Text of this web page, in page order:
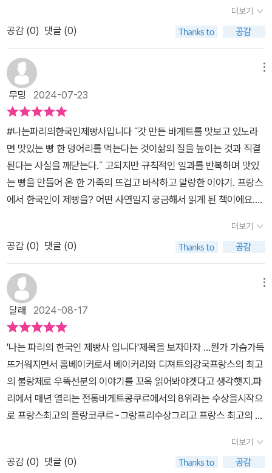
을텐데..아이들까지 모두함께 아무도 없는 그곳에서 인생을 시작하신
다는 결정이 얼마나 어려우셨을지.. 그 꿈을 함께 응원하기위해 아내
분은 또 얼마나 말못할 고충이 크셨을지..그저 대단하다고밖에는 할
말이..2023년 프랑스 플랑 대회 1위 수상하셨다는 글을 읽을때 왜 내
가 눈물이 나는거냐고~~아~~감동!부모님처럼은 살기 싫지만 그 모
습을 보고 자라 자연스레 성실함등이 몸에 베었다는 아드님의 말에
만프로 공감했다.내 아버지와 어머니를 보며 자란 나역시도 딱 그 심
정이어서..그저 내가 할수 있는 일은 옆에서 일손을 거들어 드리는 거
였다는~~~^^;이 책을 미리 봤었다면 파리 갔을때 한번 방문해 봤을
텐데 아쉬움 가득!책으로만 봐도 이렇게 자랑스러운데.. 실제 파리 한
복판에 한국어로도 적혀있는 밀레앙을 봤다면 벅찼을꺼 같다!두분 모
두 정말 정말 수고하셨고 자랑스럽고 존경합니다!나는파리의한국인
자신이 도달하고자 하는 목표 지점을 명확히 하고 있었던 점이 그랬
다. 돈을 많이 벌거나 혹은 이 나라에 잘 정착하겠다는 목표가 아니라,
분들에게는 중요했을 것이다. 어떻게 보면 뭔가 빵 하나에 대단히 거
창한 가치와 의미를 부여하려는 것은 아닌지 의심할 수도 있다. 하지
만 나는 그 느낌을 조금은 알 것도 갔다. 나도 내 일에서 종종 이런 비
슷한 이야기를 하기 때문이다.조금 욕심이 있다면, 내가 만든 빵을 먹
는 사람들이 행복했으면 좋겠다는 것이다. 갓 만든 빵의 따스함, 입안
에 퍼지는 구수한 향기와 바삭하고 고소한 식감. 손안에 든 소소하지
만 확실한 행복을 고객에게 줄 수 있으면 좋겠다. 고객분 아니라 함께
빵을 만드는 직원들, 그리고 우리 가족도.(194쪽)'행복하게 해 주는
빵'을 만들고 싶다는 말에서 이미 벌써 입가에 미소가 만들어진다. 이
먹으며 행복했던 무수히 많은 기억들이 있고, 그 중에서도 누군가가
이런 마음으로 빵을 만들었을 것을 상상하며 한입 베어 물었을 때는,
더욱 더 온몸으로 행복감이 퍼져나갈 것이기 때문이다.25년이다. 이
긴 시간을 한결같기는 쉽지 않다. 나도 내 일을 한 지 24년째다. 비슷
한 시간을 지나왔으니, 어느만큼의 긴 시간일지, 그 시간들은 어떻게
해야 이만큼 쌓일 수 있는지 짐작할 수 있다. 또한 한 분야의 최고가
된다는 것이 무엇을 담보로 했을 때 이룰 수 있는 결과인지도 잘 안다.
내가 지금 내 일에서 최고일 수 없으니, 이보다 더 많은 노력이 바탕이
되지 않고서는 불가능함을 잘 알고 있다. 그러니, 이분들의 이야기가
허투루 읽히지 않는다. 허투루 읽을 수도 없고.*출판사로부터 책을
제공받아 작성하였습니다.
빵 콩쿠르의 그랜드 슬램을 달성했다. 나이 서른에 빵을 배운 늦깎이
제빵사가파리에 최초로 한국인 빵집을 열고빵의 본고장, 프랑스에서
최고의 불랑제로 우뚝 서기까지눈물과 감동의 인생 드라마!한국인이
만드는 프라스 빵, 대회를 나가서 1등을 하신 서용상 제빵사님과 그의
아내분 양승희님의 치열한 20년이 고스란히 담겨져 있다. 이 책은 라
디오 틀어 놓은 듯 편안한 느낌으로 읽을 수 있고 제빵사의 하루를 상
세히 엿볼 수 있다. 서용상 제빵사는 철학을 전공했고 신학 대학원을
다니다가 제빵사의 길로 들어서면서 험난하고 긴 여정을 시작하게 된
다. 프랑스로 떠나기 전 한국과 일본에서 많은 경험을 하게 되었고 새
벽부터 시작되는 고된 제빵의 일을 책을 읽는 매 순간 응원하게 된다.
양승희님의 헌신적인 도움으로 1년의 안식년, 다음 새로운 시작을 위
한 준비를 하며 현재의 밀레앙을 오픈하는 과정에서 가족의 이야기를
진솔하게 담아내 더욱 감동을 준다. '빵이 오가는 그 짧은 사이, 오늘
있었던 일이나 생각, 기쁨과 슬픔, 분노와 위로 등 삶의 소소한 감정을
재다. 오늘 내가 만든 빵에는 내 열정도 담겨 있고, 내 감정도 담겨 있
고, 삶의 여러 굴곡 또한 그 안에 있다.' - p.173밀레앙을 운영하면서
많은 우여곡절이 있었지만 결국은 해피엔딩이어서 너무 다행인 책,
그들의 삶은 마치 한 편의 소설과도 같다. 어렵고 힘든 그 시간을 어떻
게 견디며 버텨왔는지 책 한 권으로 다 알수는 없지만 그들의 없었더
라면 맛있는 플랑을 먹을 수가 없을 것이다. 언젠가는 프랑스에서 줄
서서 꼭 먹어봐야지, 오늘도 맛있는 책으로 행복을 주는 남해의봄날
출판사에 감사드린다.
더보기
공감 (0) 댓글 (0)
무밍 2024-07-23
#나는파리의한국인제빵사입니다 ˝갓 만든 바게트를 맛보고 있노라
면 맛있는 빵 한 덩어리를 먹는다는 것이삶의 질을 높이는 것과 직결
된다는 사실을 깨닫는다.˝ 고되지만 규칙적인 일과를 반복하며 맛있
는 빵을 만들어 온 한 가족의 뜨겁고 바삭하고 말랑한 이야기. 프랑스
에서 한국인이 제빵을? 어떤 사연일지 궁금해서 읽게 된 책이에요.
찾아서 봤더니 더 가깝게 느껴졌어요. 서용상 님은 이력이 조금 특이
하세요. 물리학을 공부하다가 철학을, 그리고 신학을 공부하다가 제
과제빵으로 바꾸셨거든요. 상대적으로 늦은 나이에 시작한 제과제빵
이지만 꿋꿋하게 성장하신 점이 정말 대단하세요. 그리고 저도 결혼
한 입장에서...그걸 묵묵히 기다려 준 아내 양승희 님도 정말 대단하시
다고 생각해요. 그 동안 두 분이 겪으신 고생의 넓이도, 들인 노력의
깊이도, 성취한 성과의 높이에도 불구하고 부부의 글은 시종일관 담
담해요. 각 장마다 빵 밖에 모르는 남편 서용상 님과 빵집 운영을 전담
한 아내 양승희 님의 이야기가 번갈아 나와서 더 좋았습니다. 두 분은
단순히 외국인이 프랑스에서 제과제빵을 한다는 데에서 그치지 않고,
˝전통˝ 방식의 바게트 콩쿠르 수상을 시작으로 그랜드 슬램을 달성하
셨어요! 🏆파리 전통 바게트 콩쿠르 Top 8🏆프랑스 최고의 플랑 콩
쿠르 Grand Prix🏆프랑스 최고의 크루아상 콩쿠르 Top 10 책을 읽
고나니 이런 엄청난 성과가 역시 그냥 이루어진 것이 아니구나를 느
더보기
공감 (0) 댓글 (0)
달래 2024-08-17
'나는 파리의 한국인 제빵사 입니다'​제목을 보자마자 ...뭔가 가슴가득
뜨거워지면서 홈베이커로서 베이커리와 디져트의강국프랑스의 최고
의 불랑제로 우뚝선분의 이야기를 꼬옥 읽어봐야겟다고 생각햇지.​파
리에서 매년 열리는 전통바게트콩쿠르에서의 8위라는 수상을시작으
로 프랑스최고의 플랑코쿠르~그랑프리수상그리고 프랑스 최고의 크
같은느낌인데...한국인이 현지제빵사들을 제치고우승을 거머쥐다니
정말 놀랄일이 아닐수 없다 ​그얼마나 노력과 인내와 연습이있었기에
더보기
공감 (0) 댓글 (0)